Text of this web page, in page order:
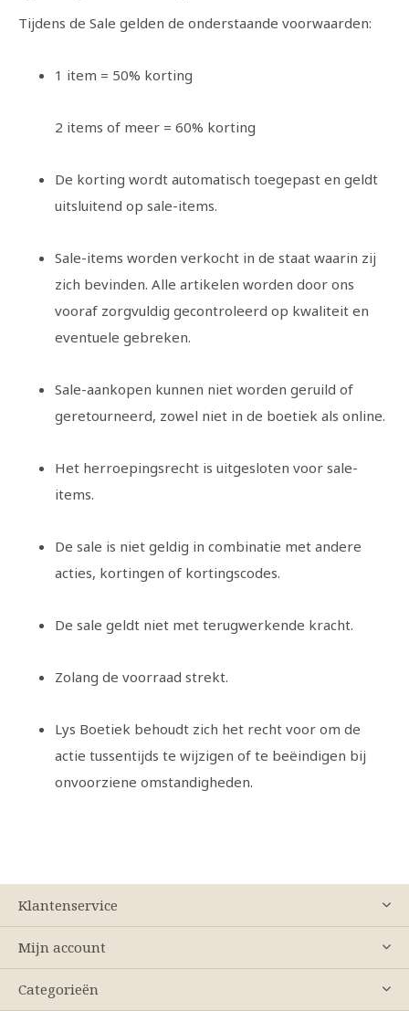
Tijdens de Sale gelden de onderstaande voorwaarden:
1 item = 50% korting
2 items of meer = 60% korting
De korting wordt automatisch toegepast en geldt
uitsluitend op sale-items.
Sale-items worden verkocht in de staat waarin zij
zich bevinden. Alle artikelen worden door ons
vooraf zorgvuldig gecontroleerd op kwaliteit en
eventuele gebreken.
Sale-aankopen kunnen niet worden geruild of
geretourneerd, zowel niet in de boetiek als online.
Het herroepingsrecht is uitgesloten voor sale-
items.
De sale is niet geldig in combinatie met andere
acties, kortingen of kortingscodes.
De sale geldt niet met terugwerkende kracht.
Zolang de voorraad strekt.
Lys Boetiek behoudt zich het recht voor om de
actie tussentijds te wijzigen of te beëindigen bij
onvoorziene omstandigheden.
Klantenservice
Mijn account
Categorieën